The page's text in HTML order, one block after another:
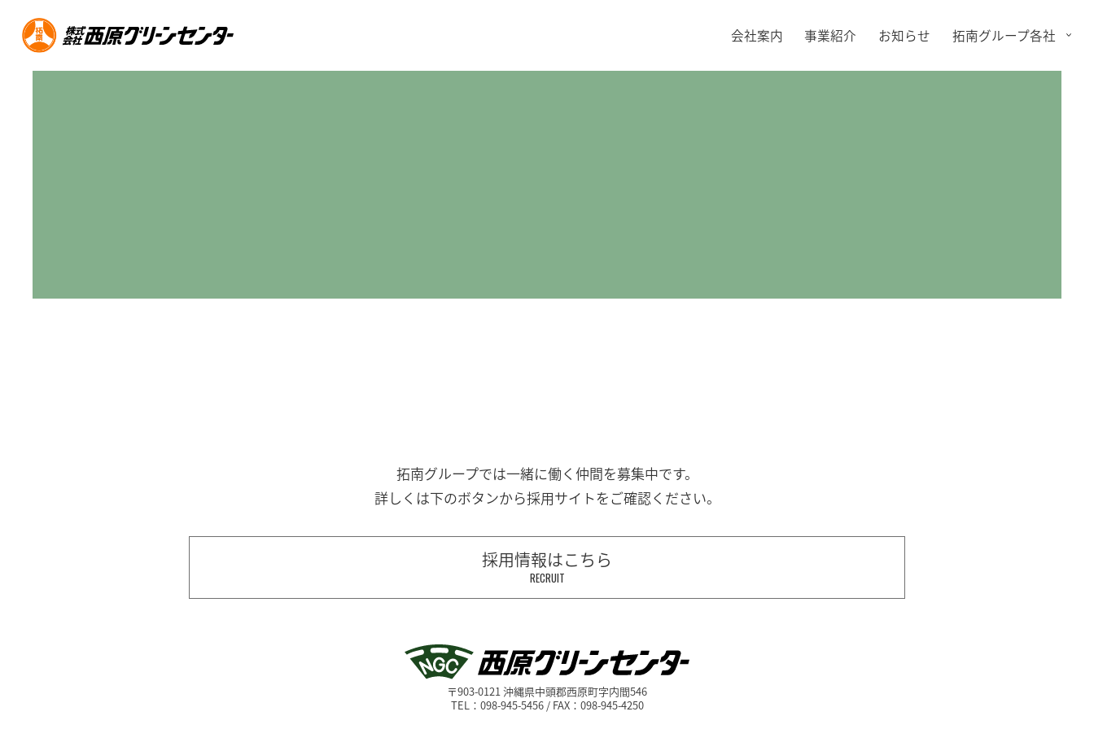
会社案内 事業紹介 お知らせ 拓南グループ各社
拓南グループでは一緒に働く 仲間を募集中です。
詳しくは下のボタンから採用サイトをご確認ください。
採用情報はこちら
RECRUIT
〒903-0121 沖縄県中頭郡西原町字内間546
TEL：098-945-5456 / FAX：098-945-4250